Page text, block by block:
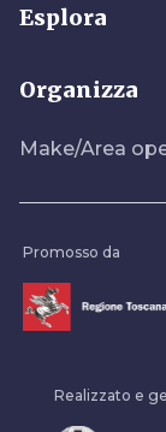
Esplora
Organizza
Make/Area
Promosso da
Realizzato e